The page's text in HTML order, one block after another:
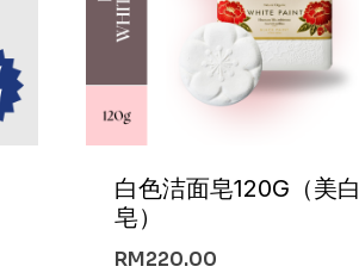
白色洁面皂120G（美白
皂）
RM220.00